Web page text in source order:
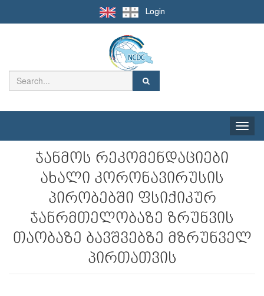
Login
Toggle
ჯანმოს რეკომენდაციები
ახალი კორონავირუსის
პირობებში ფსიქიკურ
ჯანრმთელობაზე ზრუნვის
თაობაზე ბავშვებზე მზრუნველ
პირთათვის